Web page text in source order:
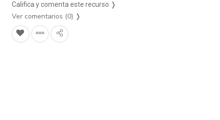
Califica y comenta este recurso ❭
Ver comentarios (0) ❭